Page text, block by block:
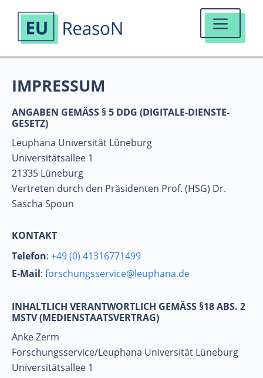
InhaltIMPRESSUM
ANGABEN GEMÄSS § 5 DDG (DIGITALE-DIENSTE-G
ESETZ)
Leuphana Universität Lüneburg
Universitätsallee 1
21335 Lüneburg
Vertreten durch den Präsidenten Prof. (HSG) Dr.
Sascha Spoun
KONTAKT
Telefon: +49 (0) 41316771499
E-Mail: forschungsservice@leuphana.de
INHALTLICH VERANTWORTLICH GEMÄSS §18 ABS. 2 M
STV (MEDIENSTAATSVERTRAG)
Anke Zerm
Forschungsservice/Leuphana Universität Lüneburg
Universitätsallee 1